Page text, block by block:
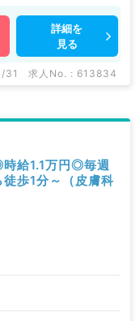
詳細を
見る
31 求人No. : 613834
時給1.1万円◎毎週
歩1分～（皮膚科